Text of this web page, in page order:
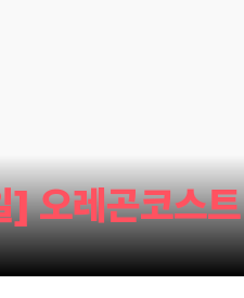
오레곤코스트